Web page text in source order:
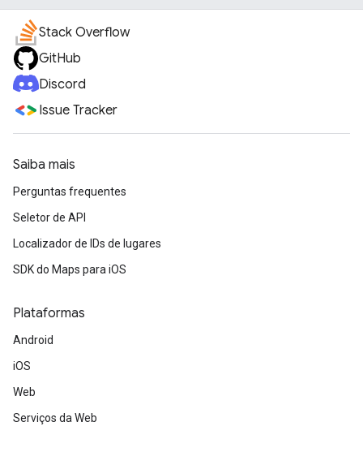
Stack Overflow
GitHub
Discord
Issue Tracker
Saiba mais
Perguntas frequentes
Seletor de API
Localizador de IDs de lugares
SDK do Maps para iOS
Plataformas
Android
iOS
Web
Serviços da Web